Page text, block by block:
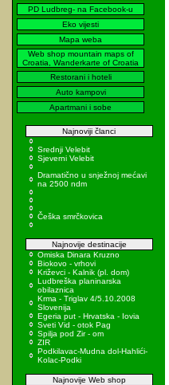
PD Ludbreg- na Facebook-u
Eko vijesti
Mapa weba
Web shop mountain maps of
Croatia, Wanderkarte of Croatia
Restorani i hoteli
Auto kampovi
Apartmani i sobe
Najnoviji članci
Srednji Velebit
Sjeverni Velebit
Dramatično u snježnoj mećavi
na 2500 ndm
Češka smrčkovica
Najnovije destinacije
Omiska Dinara Kruzno
Biokovo - vrhovi
Križevci - Kalnik (pl. dom)
Ludbreška planinarska
obilaznica
Krma - Triglav 4/5.10.2008
Slovenija
Egeria put - Hrvatska - Iovia
Sveti Vid - otok Pag
Spilja pod Zir - om
ZIR
Podkilavac-Mudna dol-Hahlići-
Kolac-Podki
Najnovije Web shop